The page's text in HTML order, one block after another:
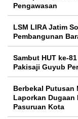
Pengawasan
LSM LIRA Jatim
Pembangunan
Sambut HUT ke-
Pakisaji Guyub
Berbekal Putusan
Laporkan Dugaan
Pasuruan Kota